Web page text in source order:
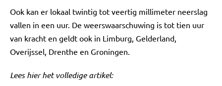
Ook kan er lokaal twintig tot veertig millimeter neerslag
vallen in een uur. De weerswaarschuwing is tot tien uur
van kracht en geldt ook in Limburg, Gelderland,
Overijssel, Drenthe en Groningen.
Lees hier het volledige artikel: